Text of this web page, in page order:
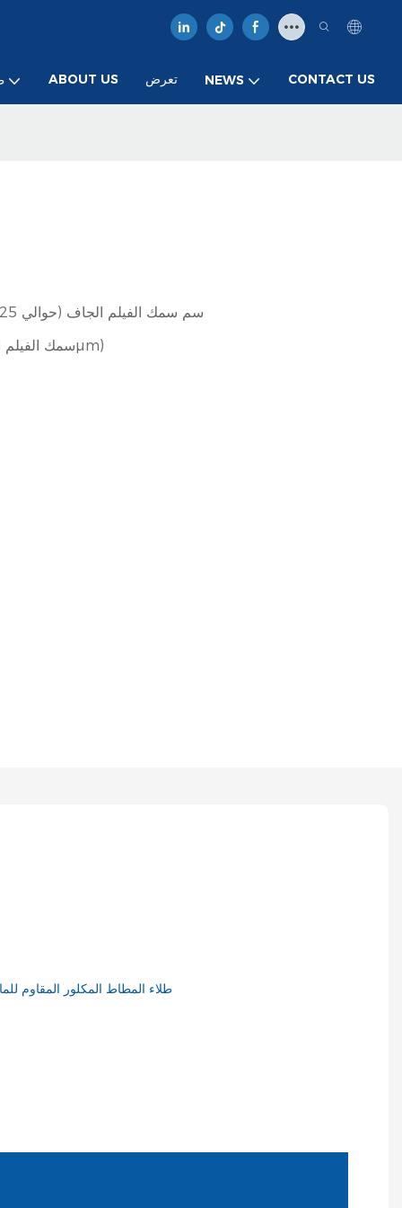
ABOUT US تعرض NEWS CONTACT US
60 سم سمك الفيلم الجاف (حوالي 125 سم سمكة مبللة)
5.32 ㎡/kg (سمك الفيلم الجاف 60μm)